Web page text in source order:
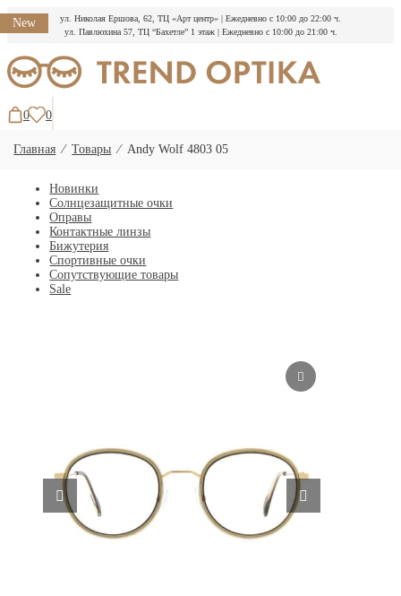
ул. Николая Ершова, 62, ТЦ «Арт центр» | Ежедневно с 10:00 до 22:00 ч.
ул. Павлюхина 57, ТЦ “Бахетле” 1 этаж | Ежедневно с 10:00 до 21:00 ч.
к
содержимому
0 0
Главная ⁄Товары ⁄Andy Wolf 4803 05
Новинки
Солнцезащитные очки
Оправы
Контактные линзы
Бижутерия
Спортивные очки
Сопутствующие товары
Sale
New